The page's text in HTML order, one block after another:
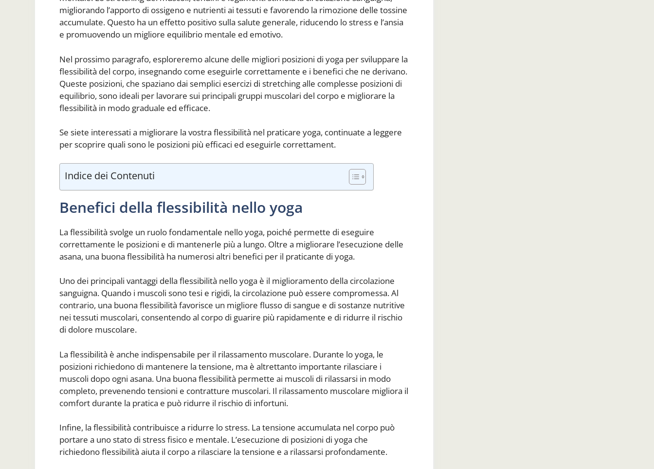
migliorando l’apporto di ossigeno e nutrienti ai tessuti e favorendo la rimozione delle tossine
accumulate. Questo ha un effetto positivo sulla salute generale, riducendo lo stress e l’ansia
e promuovendo un migliore equilibrio mentale ed emotivo.
Nel prossimo paragrafo, esploreremo alcune delle migliori posizioni di yoga per sviluppare la
flessibilità del corpo, insegnando come eseguirle correttamente e i benefici che ne derivano.
Queste posizioni, che spaziano dai semplici esercizi di stretching alle complesse posizioni di
equilibrio, sono ideali per lavorare sui principali gruppi muscolari del corpo e migliorare la
flessibilità in modo graduale ed efficace.
Se siete interessati a migliorare la vostra flessibilità nel praticare yoga, continuate a leggere
per scoprire quali sono le posizioni più efficaci ed eseguirle correttament.
Indice dei Contenuti
Benefici della flessibilità nello yoga
La flessibilità svolge un ruolo fondamentale nello yoga, poiché permette di eseguire
correttamente le posizioni e di mantenerle più a lungo. Oltre a migliorare l’esecuzione delle
asana, una buona flessibilità ha numerosi altri benefici per il praticante di yoga.
Uno dei principali vantaggi della flessibilità nello yoga è il miglioramento della circolazione
sanguigna. Quando i muscoli sono tesi e rigidi, la circolazione può essere compromessa. Al
contrario, una buona flessibilità favorisce un migliore flusso di sangue e di sostanze nutritive
nei tessuti muscolari, consentendo al corpo di guarire più rapidamente e di ridurre il rischio
di dolore muscolare.
La flessibilità è anche indispensabile per il rilassamento muscolare. Durante lo yoga, le
posizioni richiedono di mantenere la tensione, ma è altrettanto importante rilasciare i
muscoli dopo ogni asana. Una buona flessibilità permette ai muscoli di rilassarsi in modo
completo, prevenendo tensioni e contratture muscolari. Il rilassamento muscolare migliora il
comfort durante la pratica e può ridurre il rischio di infortuni.
Infine, la flessibilità contribuisce a ridurre lo stress. La tensione accumulata nel corpo può
portare a uno stato di stress fisico e mentale. L’esecuzione di posizioni di yoga che
richiedono flessibilità aiuta il corpo a rilasciare la tensione e a rilassarsi profondamente.